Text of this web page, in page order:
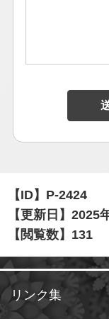
【ID】 P-2424
【更新日】2025
【閲覧数】 131
リンク集